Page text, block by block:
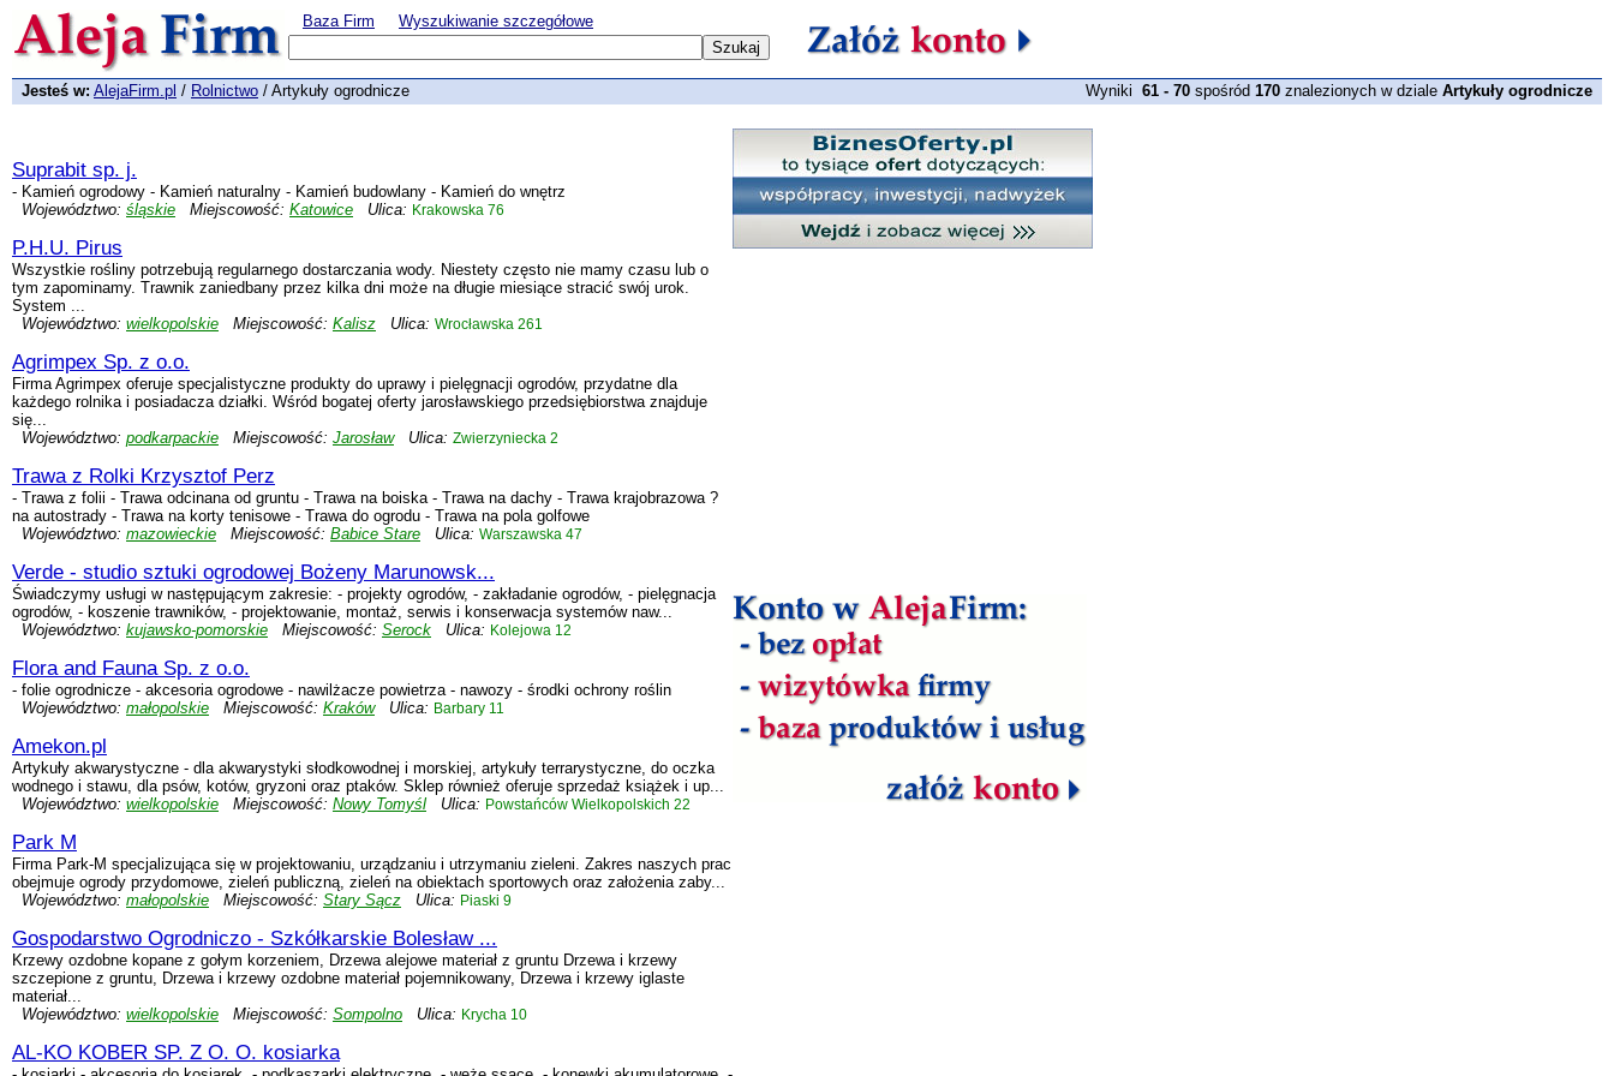
Baza Firm Wyszukiwanie szczegółowe
Jesteś w: AlejaFirm.pl / Rolnictwo / Artykuły ogrodnicze Wyniki 61 - 70 spośród 170 znalezionych w dziale Artykuły ogrodnicze
Suprabit sp. j.
- Kamień ogrodowy - Kamień naturalny - Kamień budowlany - Kamień do wnętrz
Województwo: śląskie Miejscowość: Katowice Ulica: Krakowska 76
P.H.U. Pirus
Wszystkie rośliny potrzebują regularnego dostarczania wody. Niestety często nie mamy czasu lub o
tym zapominamy. Trawnik zaniedbany przez kilka dni może na długie miesiące stracić swój urok.
System ...
Województwo: wielkopolskie Miejscowość: Kalisz Ulica: Wrocławska 261
Agrimpex Sp. z o.o.
Firma Agrimpex oferuje specjalistyczne produkty do uprawy i pielęgnacji ogrodów, przydatne dla
każdego rolnika i posiadacza działki. Wśród bogatej oferty jarosławskiego przedsiębiorstwa znajduje
się...
Województwo: podkarpackie Miejscowość: JarosławUlica: Zwierzyniecka 2
Trawa z Rolki Krzysztof Perz
- Trawa z folii - Trawa odcinana od gruntu - Trawa na boiska - Trawa na dachy - Trawa krajobrazowa ?
na autostrady - Trawa na korty tenisowe - Trawa do ogrodu - Trawa na pola golfowe
Województwo: mazowieckie Miejscowość: Babice Stare Ulica: Warszawska 47
Verde - studio sztuki ogrodowej Bożeny Marunowsk...
Świadczymy usługi w następującym zakresie: - projekty ogrodów, - zakładanie ogrodów, - pielęgnacja
ogrodów, - koszenie trawników, - projektowanie, montaż, serwis i konserwacja systemów naw...
Województwo: kujawsko-pomorskie Miejscowość: Serock Ulica: Kolejowa 12
Flora and Fauna Sp. z o.o.
- folie ogrodnicze - akcesoria ogrodowe - nawilżacze powietrza - nawozy - środki ochrony roślin
Województwo: małopolskie Miejscowość: KrakówUlica: Barbary 11
Amekon.pl
Artykuły akwarystyczne - dla akwarystyki słodkowodnej i morskiej, artykuły terrarystyczne, do oczka
wodnego i stawu, dla psów, kotów, gryzoni oraz ptaków. Sklep również oferuje sprzedaż książek i up...
Województwo: wielkopolskie Miejscowość: Nowy Tomyśl Ulica: Powstańców Wielkopolskich 22
Park M
Firma Park-M specjalizująca się w projektowaniu, urządzaniu i utrzymaniu zieleni. Zakres naszych prac
obejmuje ogrody przydomowe, zieleń publiczną, zieleń na obiektach sportowych oraz założenia zaby...
Województwo: małopolskie Miejscowość: Stary Sącz Ulica: Piaski 9
Gospodarstwo Ogrodniczo - Szkółkarskie Bolesław ...
Krzewy ozdobne kopane z gołym korzeniem, Drzewa alejowe materiał z gruntu Drzewa i krzewy
szczepione z gruntu, Drzewa i krzewy ozdobne materiał pojemnikowany, Drzewa i krzewy iglaste
materiał...
Województwo: wielkopolskie Miejscowość: Sompolno Ulica: Krycha 10
AL-KO KOBER SP. Z O. O. kosiarka